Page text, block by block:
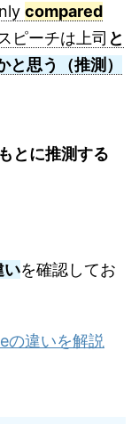
compared
ーチは上司 と
と思う（推測）
とに推測する
を確認してお
の違いを解説